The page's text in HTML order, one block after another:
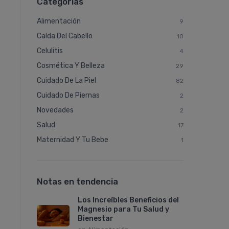
Alimentación 9
Caí­da Del Cabello 10
Celulitis 4
Cosmética Y Belleza 29
Cuidado De La Piel 82
Cuidado De Piernas 2
Novedades 2
Salud 17
Maternidad Y Tu Bebe 1
Notas en tendencia
Los Increíbles Beneficios del
Magnesio para Tu Salud y
Bienestar